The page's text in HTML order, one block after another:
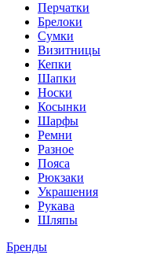
Перчатки
Брелоки
Сумки
Визитницы
Кепки
Шапки
Носки
Косынки
Шарфы
Ремни
Разное
Пояса
Рюкзаки
Украшения
Рукава
Шляпы
Бренды